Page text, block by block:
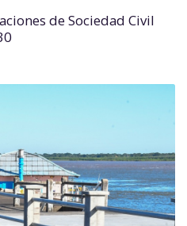
de Sociedad Civil